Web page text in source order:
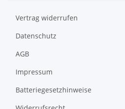
Vertrag widerrufen
Datenschutz
AGB
Impressum
Batteriegesetzhinweise